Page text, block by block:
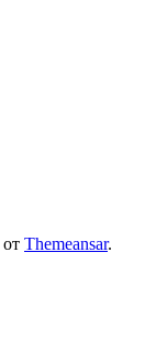
от Themeansar.